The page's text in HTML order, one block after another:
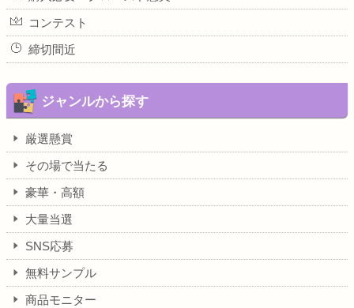
コンテスト
締切間近
ジャンルから探す
厳選懸賞
その場で当たる
豪華・高額
大量当選
SNS応募
無料サンプル
商品モニター